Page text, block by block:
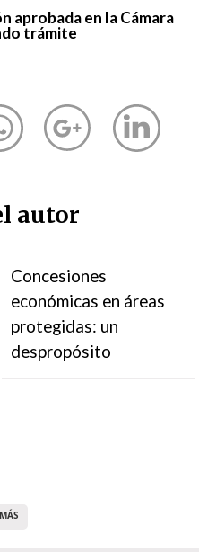
aprobada en la Cámara
trámite
autor
Concesiones
económicas en áreas
protegidas: un
despropósito